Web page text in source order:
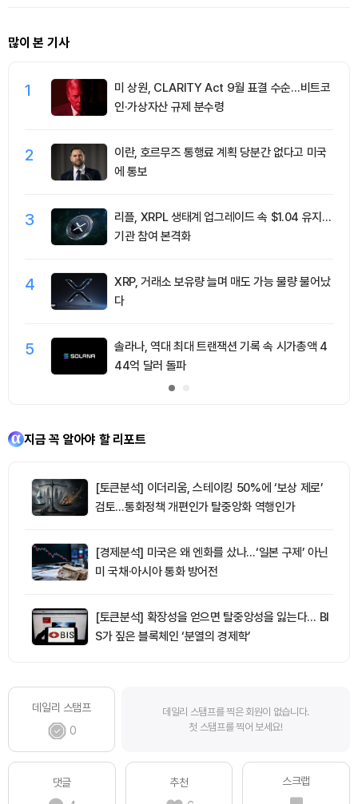
많이 본 기사
1
미 상원, CLARITY Act 9월 표결 수순…비트코
인·가상자산 규제 분수령
2
이란, 호르무즈 통행료 계획 당분간 없다고 미국
에 통보
3
리플, XRPL 생태계 업그레이드 속 $1.04 유지…
기관 참여 본격화
4
XRP, 거래소 보유량 늘며 매도 가능 물량 불어났
다
5
솔라나, 역대 최대 트랜잭션 기록 속 시가총액 4
44억 달러 돌파
지금 꼭 알아야 할 리포트
[토큰분석] 이더리움, 스테이킹 50%에 ‘보상 제로’
검토…통화정책 개편인가 탈중앙화 역행인가
[경제분석] 미국은 왜 엔화를 샀나…‘일본 구제’ 아닌
미 국채·아시아 통화 방어전
[토큰분석] 확장성을 얻으면 탈중앙성을 잃는다… BI
S가 짚은 블록체인 ‘분열의 경제학’
데일리 스탬프
0
데일리 스탬프를 찍은 회원이 없습니다.
첫 스탬프를 찍어 보세요!
댓글
추천
스크랩